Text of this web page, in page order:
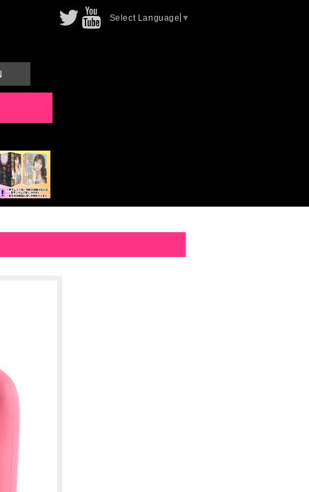
Select Language ▼